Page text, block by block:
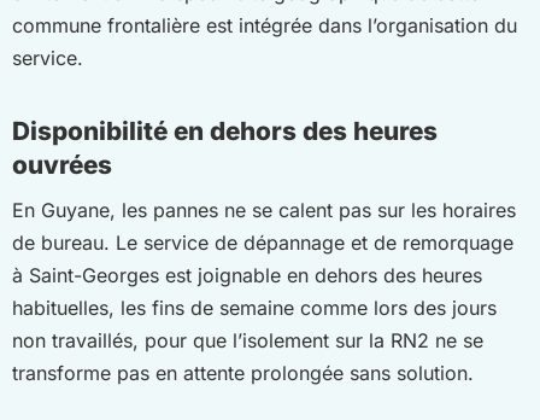
commune frontalière est intégrée dans l’organisation du
service.
Disponibilité en dehors des heures
ouvrées
En Guyane, les pannes ne se calent pas sur les horaires
de bureau. Le service de dépannage et de remorquage
à Saint-Georges est joignable en dehors des heures
habituelles, les fins de semaine comme lors des jours
non travaillés, pour que l’isolement sur la RN2 ne se
transforme pas en attente prolongée sans solution.